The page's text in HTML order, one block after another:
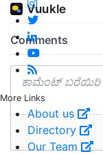
More Links
About us
Directory
Our Team